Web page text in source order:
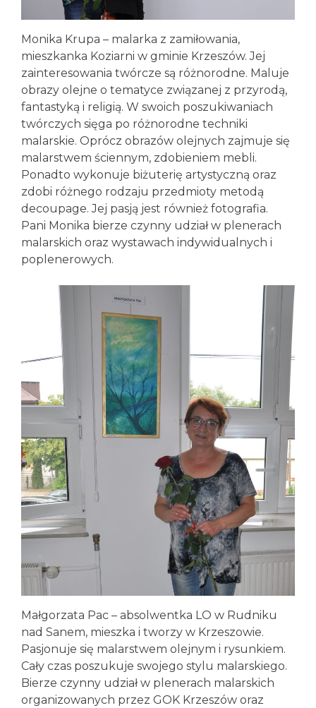
Monika Krupa – malarka z zamiłowania,
mieszkanka Koziarni w gminie Krzeszów. Jej
zainteresowania twórcze są różnorodne. Maluje
obrazy olejne o tematyce związanej z przyrodą,
fantastyką i religią. W swoich poszukiwaniach
twórczych sięga po różnorodne techniki
malarskie. Oprócz obrazów olejnych zajmuje się
malarstwem ściennym, zdobieniem mebli.
Ponadto wykonuje biżuterię artystyczną oraz
zdobi różnego rodzaju przedmioty metodą
decoupage. Jej pasją jest również fotografia.
Pani Monika bierze czynny udział w plenerach
malarskich oraz wystawach indywidualnych i
poplenerowych.
Małgorzata Pac – absolwentka LO w Rudniku
nad Sanem, mieszka i tworzy w Krzeszowie.
Pasjonuje się malarstwem olejnym i rysunkiem.
Cały czas poszukuje swojego stylu malarskiego.
Bierze czynny udział w plenerach malarskich
organizowanych przez GOK Krzeszów oraz